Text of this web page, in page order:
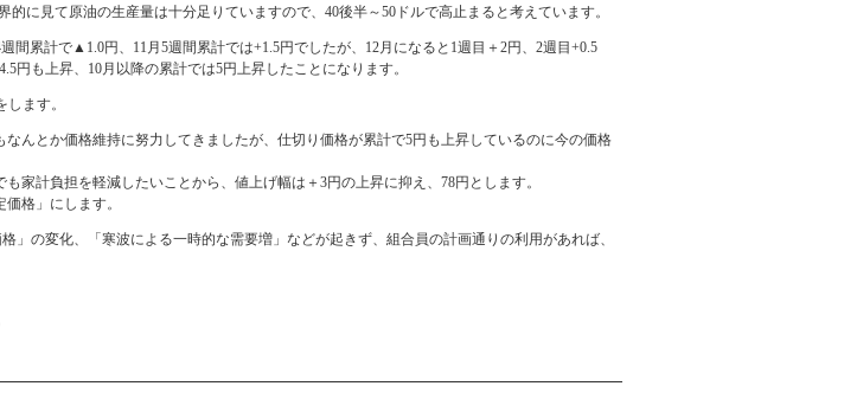
に見て原油の生産量は十分足りていますので、40後半～50ドルで高止まると考えています。
間累計で▲1.0円、11月5週間累計では+1.5円でしたが、12月になると1週目＋2円、2週目+0.5
円も上昇、10月以降の累計では5円上昇したことになります。
ます。
んとか価格維持に努力してきましたが、仕切り価格が累計で5円も上昇しているのに今の価格
家計負担を軽減したいことから、値上げ幅は＋3円の上昇に抑え、78円とします。
格」にします。
の変化、「寒波による一時的な需要増」などが起きず、組合員の計画通りの利用があれば、